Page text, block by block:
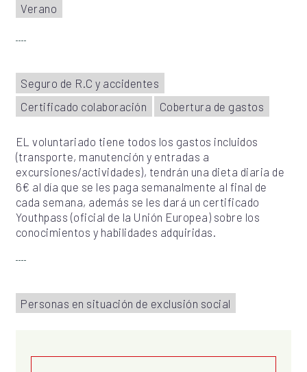
Verano
Seguro de R.C y accidentes
Certificado colaboración
Cobertura de gastos
EL voluntariado tiene todos los gastos incluidos
(transporte, manutención y entradas a
excursiones/actividades), tendrán una dieta diaria de
6€ al día que se les paga semanalmente al final de
cada semana, además se les dará un certificado
Youthpass (oficial de la Unión Europea) sobre los
conocimientos y habilidades adquiridas.
Personas en situación de exclusión social